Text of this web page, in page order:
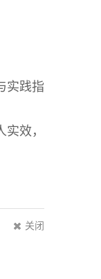
实践指
效，
关闭